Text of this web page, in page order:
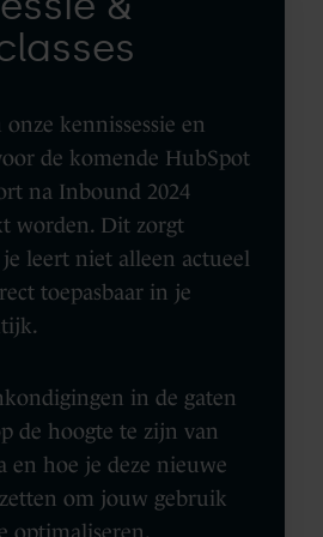
kennissessie en
de komende HubSpot
na Inbound 2024
worden. Dit zorgt
leert niet alleen actueel
toepasbaar in je
in de gaten
de hoogte te zijn van
en hoe je deze nieuwe
om jouw gebruik